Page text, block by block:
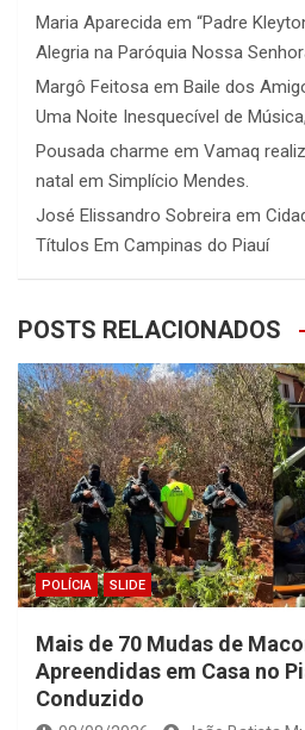
Maria Aparecida em “Padre
Alegria na Paróquia Nossa
Margô Feitosa em Baile dos
Uma Noite Inesquecível de
Pousada charme em Vamaq
natal em Simplício Mendes.
José Elissandro Sobreira em
Títulos Em Campinas do Piauí
POSTS RELACIONADOS
POLÍCIA SLIDE
Mais de 70 Mudas de
Apreendidas em Casa no
Conduzido